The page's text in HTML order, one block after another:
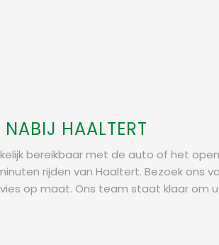
HAALTERT
bereikbaar met de auto of het
rijden van Haaltert. Bezoek ons
op maat. Ons team staat klaar om